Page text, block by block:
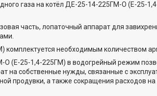
газа на котёл ДЕ-25-14-225ГМ-О (Е-25-
часть, лопаточный аппарат для
необходимым количеством
О (Е-25-1,4-225ГМ) в водогрейный режим
на собственные нужды, связанные с
продувки, а также сокращения расходов